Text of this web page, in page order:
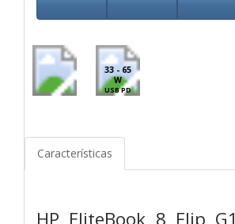
33 - 65
W
USB PD
Características
HP EliteBook 8 Flip